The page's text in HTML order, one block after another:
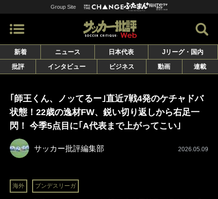
Group Site
新着 ニュース 日本代表
Jリーグ・国内
批評
インタビュー ビジネス 動画 連載
｢師王くん、ノッてるー｣直近7戦4発のケチャドバ
状態！22歳の逸材FW、鋭い切り返しから右足一
閃！ 今季5点目に｢A代表まで上がってこい｣
サッカー批評編集部 2026.05.09
海外 ブンデスリーガ